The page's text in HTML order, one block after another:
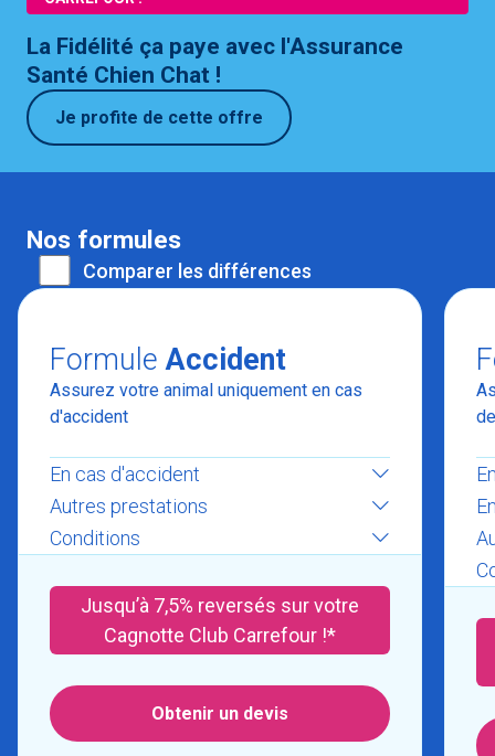
La Fidélité ça paye avec l'Assurance
Santé Chien Chat !
Je profite de cette offre
Nos formules
Comparer les différences
FormuleAccident
Assurez votre animal uniquement en cas
d'accident
En cas d'accident
Autres prestations
Conditions
Jusqu’à 7,5% reversés sur votre
Cagnotte Club Carrefour !*
Obtenir un devis